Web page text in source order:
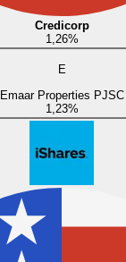
Credicorp
1,26%
E
Emaar Properties PJSC
1,23%